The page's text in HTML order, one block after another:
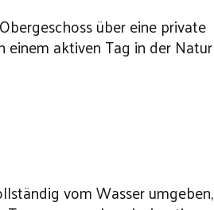
über eine private
einem aktiven Tag in der Natur
vom Wasser umgeben,